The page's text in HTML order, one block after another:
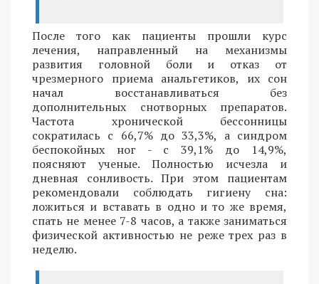
После того как пациенты прошли курс
лечения, направленный на механизмы
развития головной боли и отказ от
чрезмерного приема анальгетиков, их сон
начал восстанавливаться без
дополнительных снотворных препаратов.
Частота хронической бессонницы
сократилась с 66,7% до 33,3%, а синдром
беспокойных ног - с 39,1% до 14,9%,
поясняют ученые. Полностью исчезла и
дневная сонливость. При этом пациентам
рекомендовали соблюдать гигиену сна:
ложиться и вставать в одно и то же время,
спать не менее 7-8 часов, а также заниматься
физической активностью не реже трех раз в
неделю.